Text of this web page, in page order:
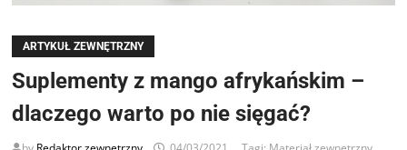
ARTYKUŁ ZEWNĘTRZNY
Suplementy z mango afrykańskim –
dlaczego warto po nie sięgać?